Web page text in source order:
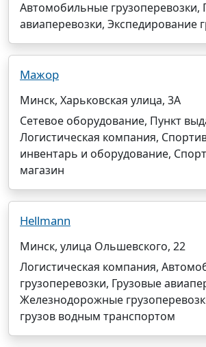
Автомобильные грузоперевозки,
авиаперевозки, Экспедирование
Мажор
Минск, Харьковская улица, 3А
Сетевое оборудование, Пункт
Логистическая компания,
инвентарь и оборудование,
магазин
Hellmann
Минск, улица Ольшевского, 22
Логистическая компания,
грузоперевозки, Грузовые
Железнодорожные
грузов водным транспортом